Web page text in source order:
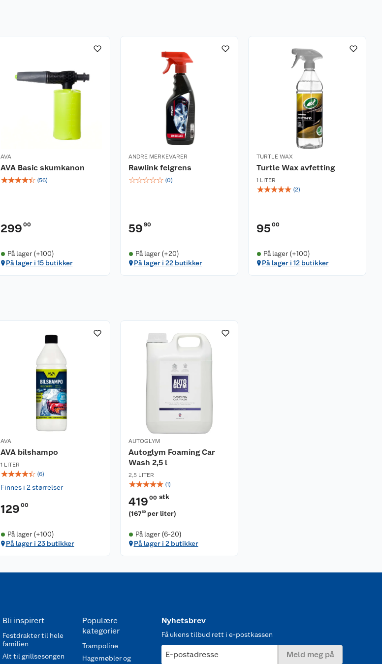
AVA
AVA Basic skumkanon
☆☆☆☆☆ (56)
299 00
På lager (+100)
På lager i 15 butikker
ANDRE MERKEVARER
Rawlink felgrens
☆☆☆☆☆ (0)
59 90
På lager (+20)
På lager i 22 butikker
TURTLE WAX
Turtle Wax avfetting
1 LITER
☆☆☆☆☆ (2)
95 00
På lager (+100)
På lager i 12 butikker
AVA
AVA bilshampo
1 LITER
☆☆☆☆☆ (6)
Finnes i 2 størrelser
129 00
På lager (+100)
På lager i 23 butikker
AUTOGLYM
Autoglym Foaming Car
Wash 2,5 l
2,5 LITER
☆☆☆☆☆ (1)
419 00 stk
(16760 per liter)
På lager (6-20)
På lager i 2 butikker
Bli inspirert
Festdrakter til hele
familien
Alt til grillsesongen
Populære
kategorier
Trampoline
Hagemøbler og
Nyhetsbrev
Få ukens tilbud rett i e-postkassen
E-postadresse Meld meg på